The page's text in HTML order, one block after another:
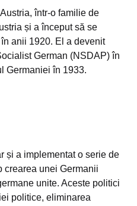
într-o familie de
și a început să se
anii 1920. El a devenit
German (NSDAP) în
Germaniei în 1933.
și a implementat o serie de
crearea unei Germanii
unite. Aceste politici
politice, eliminarea